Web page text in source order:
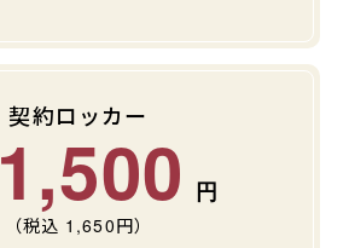
契約ロッカー
1,500
（税込 1,650円）